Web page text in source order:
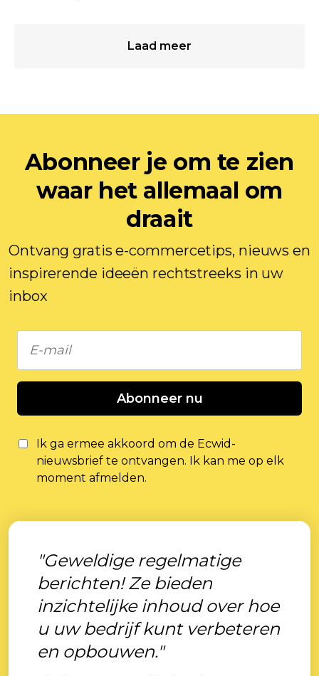
Laad meer
Abonneer je om te zien
waar het allemaal om
draait
Ontvang gratis e-commercetips, nieuws en
inspirerende ideeën rechtstreeks in uw
inbox
Abonneer nu
Ik ga ermee akkoord om de Ecwid-
nieuwsbrief te ontvangen. Ik kan me op elk
moment afmelden.
"Geweldige regelmatige
berichten! Ze bieden
inzichtelijke inhoud over hoe
u uw bedrijf kunt verbeteren
en opbouwen."